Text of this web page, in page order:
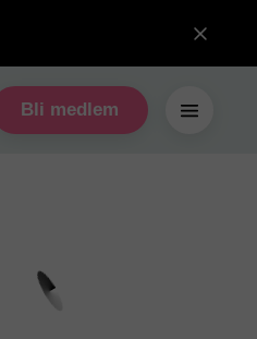
Bli medlem